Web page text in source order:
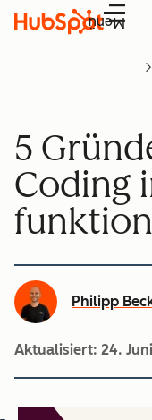
Menü
5
Coding
Philipp
Aktualisiert: 24.